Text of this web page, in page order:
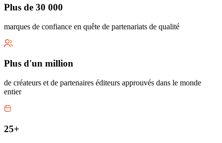
Plus de 30 000
marques de confiance en quête de partenariats de qualité
Plus d'un million
de créateurs et de partenaires éditeurs approuvés dans le monde
entier
25+